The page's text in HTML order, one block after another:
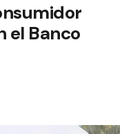
el Banco